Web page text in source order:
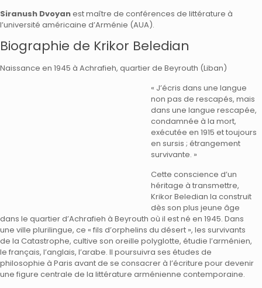
Siranush Dvoyanest maître de conférences de littérature à
l’université américaine d’Arménie (AUA).
Biographie de Krikor Beledian
Naissance en 1945 à Achrafieh, quartier de Beyrouth (Liban)
« J’écris dans une langue
non pas de rescapés, mais
dans une langue rescapée,
condamnée à la mort,
exécutée en 1915 et toujours
en sursis ; étrangement
survivante. »
Cette conscience d’un
héritage à transmettre,
Krikor Beledian la construit
dès son plus jeune âge
dans le quartier d’Achrafieh à Beyrouth où il est né en 1945. Dans
une ville plurilingue, ce « fils d’orphelins du désert », les survivants
de la Catastrophe, cultive son oreille polyglotte, étudie l’arménien,
le français, l’anglais, l’arabe. Il poursuivra ses études de
philosophie à Paris avant de se consacrer à l’écriture pour devenir
une figure centrale de la littérature arménienne contemporaine.